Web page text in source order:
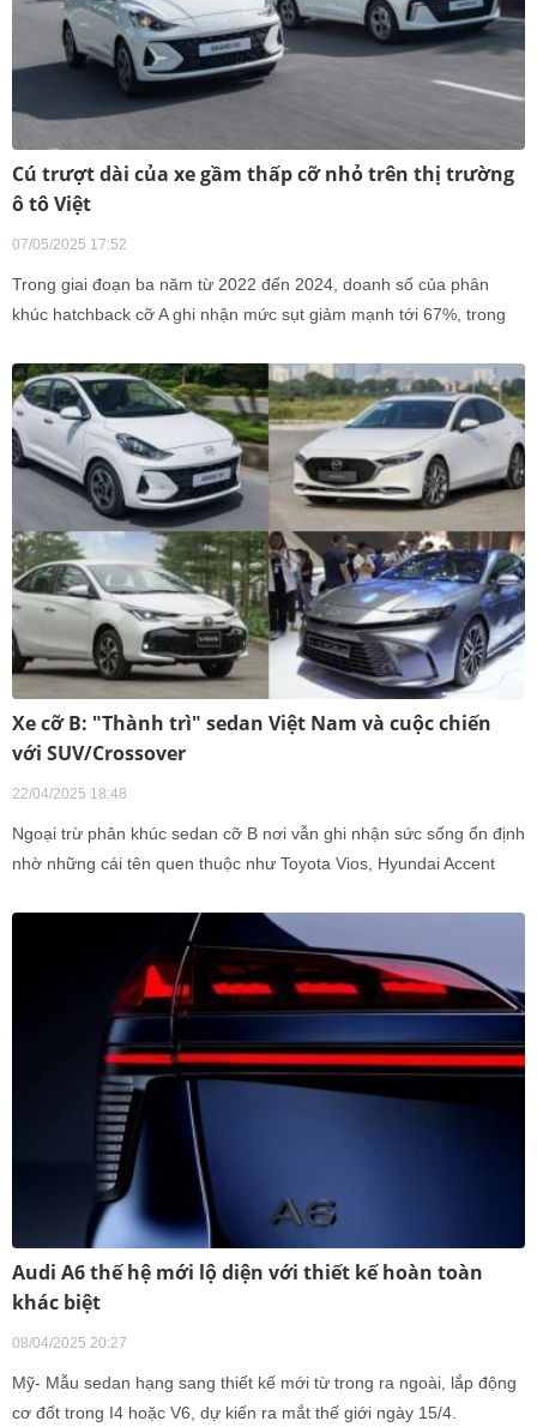
Cú trượt dài của xe gầm thấp cỡ nhỏ trên thị trường
ô tô Việt
07/05/2025 17:52
Trong giai đoạn ba năm từ 2022 đến 2024, doanh số của phân
khúc hatchback cỡ A ghi nhận mức sụt giảm mạnh tới 67%, trong
Xe cỡ B: "Thành trì" sedan Việt Nam và cuộc chiến
với SUV/Crossover
22/04/2025 18:48
Ngoại trừ phân khúc sedan cỡ B nơi vẫn ghi nhận sức sống ổn định
nhờ những cái tên quen thuộc như Toyota Vios, Hyundai Accent
biệt là sedan, đang rơi vào tình trạng tồn tại cầm chừng.
Audi A6 thế hệ mới lộ diện với thiết kế hoàn toàn
khác biệt
08/04/2025 20:27
Mỹ- Mẫu sedan hạng sang thiết kế mới từ trong ra ngoài, lắp động
cơ đốt trong I4 hoặc V6, dự kiến ra mắt thế giới ngày 15/4.